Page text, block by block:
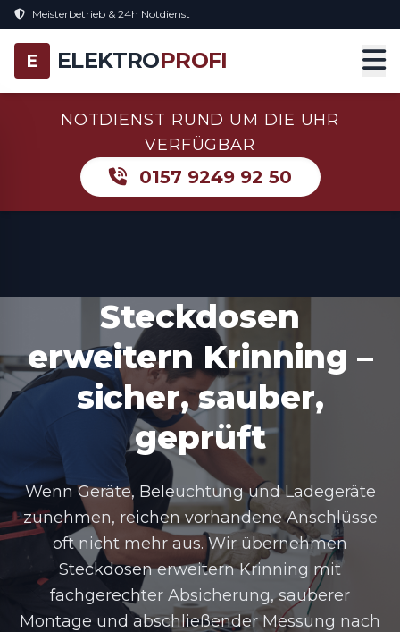
Meisterbetrieb & 24h Notdienst
E ELEKTROPROFI
NOTDIENST RUND UM DIE UHR
VERFÜGBAR
0157 9249 92 50
Steckdosen
erweitern Krinning –
sicher, sauber,
geprüft
Wenn Geräte, Beleuchtung und Ladegeräte
zunehmen, reichen vorhandene Anschlüsse
oft nicht mehr aus. Wir übernehmen
Steckdosen erweitern Krinning mit
fachgerechter Absicherung, sauberer
Montage und abschließender Messung nach